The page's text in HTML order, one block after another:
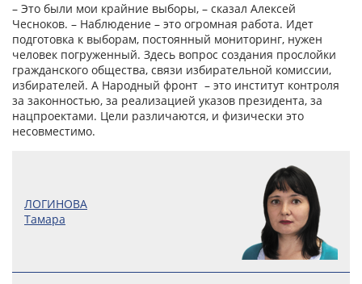
– Это были мои крайние выборы, – сказал Алексей
Чесноков. – Наблюдение – это огромная работа. Идет
подготовка к выборам, постоянный мониторинг, нужен
человек погруженный. Здесь вопрос создания прослойки
гражданского общества, связи избирательной комиссии,
избирателей. А Народный фронт – это институт контроля
за законностью, за реализацией указов президента, за
нацпроектами. Цели различаются, и физически это
несовместимо.
ЛОГИНОВА
Тамара